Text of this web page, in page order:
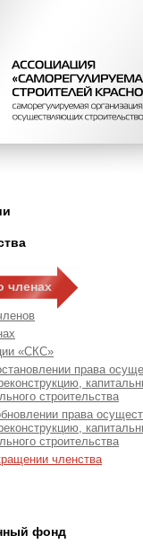
членах
«СКС»
права
строительства
права
строительства
членства
фонд